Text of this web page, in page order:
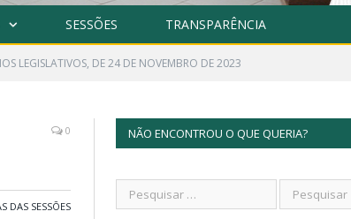
SESSÕES TRANSPARÊNCIA
LEGISLATIVOS, DE 24 DE NOVEMBRO DE 2023
0
DAS SESSÕES
NÃO ENCONTROU O QUE QUERIA?